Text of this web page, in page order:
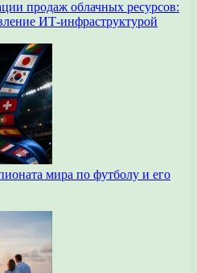
продаж облачных ресурсов:
ИТ-инфраструктурой
мира по футболу и его